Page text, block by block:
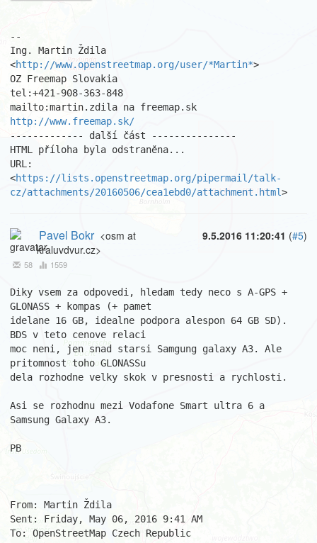
--
Ing. Martin Ždila
<http://www.openstreetmap.org/user/*Martin*>
OZ Freemap Slovakia
tel:+421-908-363-848
http://www.freemap.sk/
------------- další část ---------------
HTML příloha byla odstraněna...
URL:
<https://lists.openstreetmap.org/pipermail/talk-
cz/attachments/20160506/cea1ebd0/attachment.html>
9.5.2016 11:20:41 (#5)
Pavel Bokr <osm at
kraluvdvur.cz>
58 1559
Diky vsem za odpovedi, hledam tedy neco s A-GPS +
GLONASS + kompas (+ pamet
idelane 16 GB, idealne podpora alespon 64 GB SD).
BDS v teto cenove relaci
moc neni, jen snad starsi Samgung galaxy A3. Ale
pritomnost toho GLONASSu
dela rozhodne velky skok v presnosti a rychlosti.
Asi se rozhodnu mezi Vodafone Smart ultra 6 a
Samsung Galaxy A3.
PB
From: Martin Ždila
Sent: Friday, May 06, 2016 9:41 AM
To: OpenStreetMap Czech Republic